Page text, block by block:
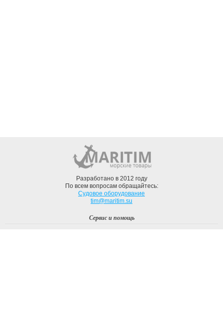
Разработано в 2012 году
По всем вопросам обращайтесь:
Судовое оборудование
tim@maritim.su
Сервис и помощь